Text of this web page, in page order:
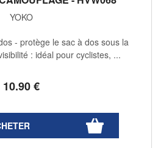
YOKO
10.90€
- protège le sac à dos sous la
: idéal pour cyclistes, ...